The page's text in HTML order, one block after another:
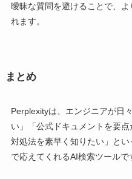
曖昧な質問を避けることで、
れます。
まとめ
Perplexityは、エンジニアが日
い」「公式ドキュメントを要
対処法を素早く知りたい」と
で応えてくれるAI検索ツールで